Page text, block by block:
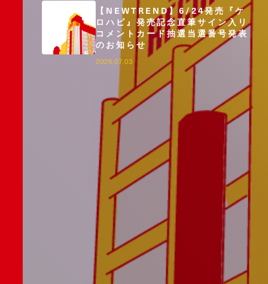
【NEWTREND】6/24発売『ケ
ロハピ』発売記念直筆サイン入リ
コメントカード抽選当選番号発表
のお知らせ
2026.07.03